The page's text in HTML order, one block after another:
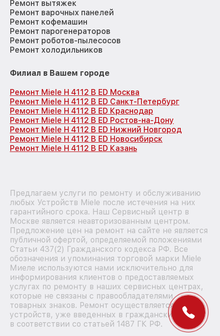
Ремонт вытяжек
Ремонт варочных панелей
Ремонт кофемашин
Ремонт парогенераторов
Ремонт роботов-пылесосов
Ремонт холодильников
Филиал в Вашем городе
Ремонт Miele H 4112 B ED Москва
Ремонт Miele H 4112 B ED Санкт-Петербург
Ремонт Miele H 4112 B ED Краснодар
Ремонт Miele H 4112 B ED Ростов-на-Дону
Ремонт Miele H 4112 B ED Нижний Новгород
Ремонт Miele H 4112 B ED Новосибирск
Ремонт Miele H 4112 B ED Казань
Предлагаем услуги по ремонту и обслуживанию
любых Устройств Miele после истечения на них
гарантийного срока. Наш Сервисный центр в
Москве является неавторизованным центром.
Предложение цен на ремонт на сайте не является
публичной офертой, определяемой положениями
Статьи 437(2) Гражданского кодекса РФ. Все
обозначения и упоминания торговой марки Miele
Миеле используются нами исключительно для
информирования клиентов о предоставляемых
услугах по ремонту в наших сервисных центрах,
которые не связаны с правообладателями
товарных знаков. Ремонт осуществляется для
устройств, уже введенных в гражданский оборот
в соответствии со статьей 1487 ГК РФ.